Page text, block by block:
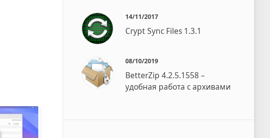
14/11/2017
Crypt Sync Files 1.3.1
08/10/2019
BetterZip 4.2.5.1558 –
удобная работа с архивами